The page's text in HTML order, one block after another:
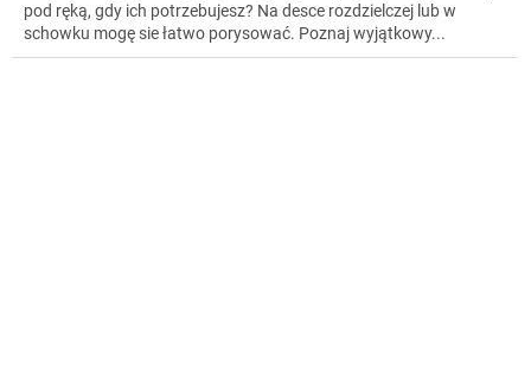
pod ręką, gdy ich potrzebujesz? Na desce rozdzielczej lub w
schowku mogę sie łatwo porysować. Poznaj wyjątkowy...